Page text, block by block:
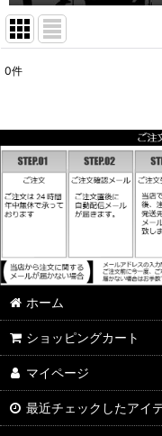
並び順:
0件
ホーム
ショッピングカート
マイページ
最近チェックしたアイ